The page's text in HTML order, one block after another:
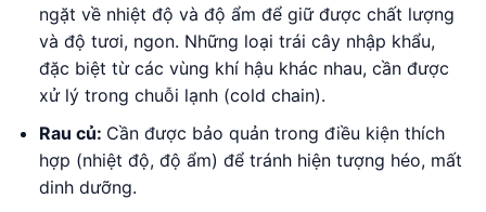
ngặt về nhiệt độ và độ ẩm để giữ được chất lượng
và độ tươi, ngon. Những loại trái cây nhập khẩu,
đặc biệt từ các vùng khí hậu khác nhau, cần được
xử lý trong chuỗi lạnh (cold chain).
Rau củ: Cần được bảo quản trong điều kiện thích
hợp (nhiệt độ, độ ẩm) để tránh hiện tượng héo, mất
dinh dưỡng.